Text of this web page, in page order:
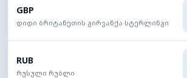
GBP
დიდი ბრიტანეთის გირვანქა სტერლინგი
RUB
რუსული რუბლი